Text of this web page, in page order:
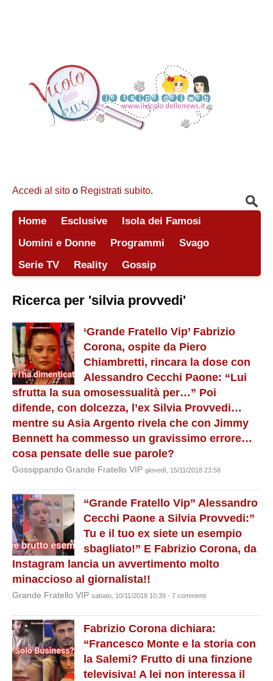
Accedi al sito o Registrati subito.
Home Esclusive
Isola dei Famosi
Uomini e Donne
Programmi
Svago
Serie TV
Reality Gossip
Ricerca per 'silvia provvedi'
‘Grande Fratello Vip’ Fabrizio
Corona, ospite da Piero
Chiambretti, rincara la dose con
Alessandro Cecchi Paone: “Lui
sfrutta la sua omosessualità per…” Poi
difende, con dolcezza, l’ex Silvia Provvedi…
mentre su Asia Argento rivela che con Jimmy
Bennett ha commesso un gravissimo errore…
cosa pensate delle sue parole?
Gossippando Grande Fratello VIP giovedì, 15/11/2018 23:58
“Grande Fratello Vip” Alessandro
Cecchi Paone a Silvia Provvedi:”
Tu e il tuo ex siete un esempio
sbagliato!” E Fabrizio Corona, da
Instagram lancia un avvertimento molto
minaccioso al giornalista!!
Grande Fratello VIP sabato, 10/11/2018 10:39 - 7 commenti
Fabrizio Corona dichiara:
“Francesco Monte e la storia con
la Salemi? Frutto di una finzione
televisiva! A lei non interessa il